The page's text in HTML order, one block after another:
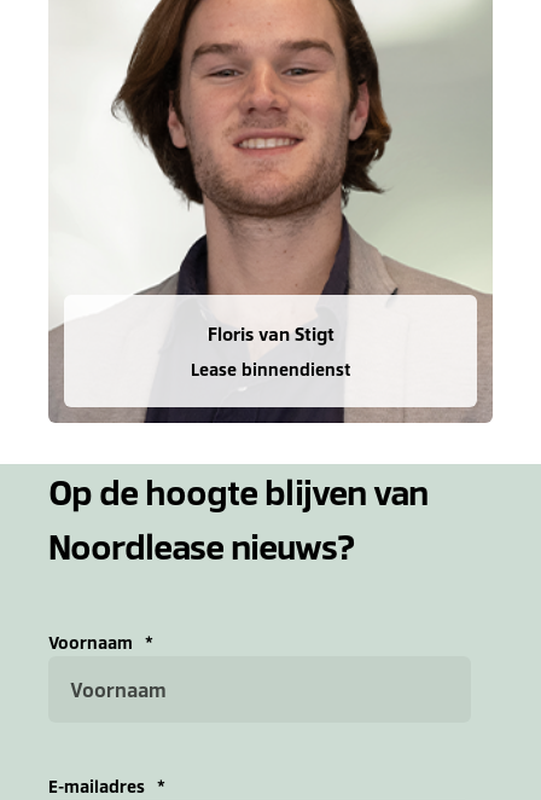
Floris van Stigt
Lease binnendienst
Op de hoogte blijven van
Noordlease nieuws?
Voornaam *
E-mailadres *